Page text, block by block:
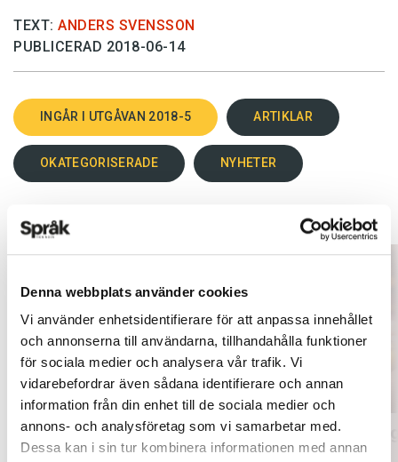
Denna webbplats använder cookies
Vi använder enhetsidentifierare för att anpassa innehållet
och annonserna till användarna, tillhandahålla funktioner
för sociala medier och analysera vår trafik. Vi
vidarebefordrar även sådana identifierare och annan
information från din enhet till de sociala medier och
annons- och analysföretag som vi samarbetar med.
Dessa kan i sin tur kombinera informationen med annan
TEXT: ANDERS SVENSSON
PUBLICERAD 2018-06-14
INGÅR I UTGÅVAN 2018-5 ARTIKLAR
OKATEGORISERADE NYHETER
Mer fokus på engelsk litteratur